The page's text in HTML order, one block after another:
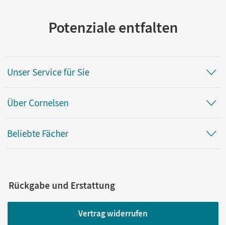
Potenziale entfalten
Unser Service für Sie
Über Cornelsen
Beliebte Fächer
Rückgabe und Erstattung
Vertrag widerrufen